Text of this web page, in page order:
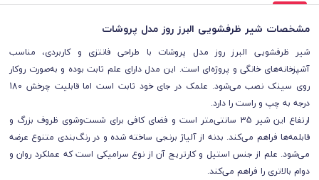
مشخصات شیر ظرفشویی البرز روز مدل پروشات
شیر ظرفشویی البرز روز مدل پروشات با طراحی فانتزی و کاربردی، مناسب
آشپزخانه‌های خانگی و پروژه‌ای است. این مدل دارای علم ثابت بوده و به‌صورت روکار
روی سینک نصب می‌شود. علمک در جای خود ثابت است اما قابلیت چرخش 180
درجه به چپ و راست را دارد.
ارتفاع این شیر 35 سانتی‌متر است و فضای کافی برای شست‌وشوی ظروف بزرگ و
قابلمه‌ها فراهم می‌کند. بدنه از آلیاژ برنجی ساخته شده و در رنگ‌بندی متنوع عرضه
می‌شود. علم از جنس استیل و کارتریج آن از نوع سرامیکی است که عملکرد روان و
دوام بالاتری را فراهم می‌کند.